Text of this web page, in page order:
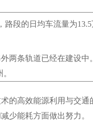
段的日均车流量为
两条轨道已经在建设中
的高效能源利用与交
少能耗方面做出努力。